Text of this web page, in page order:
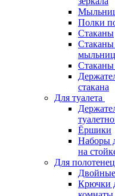
Полки
Стаканы
Стаканы
стакана
Для туалета
Ёршики
Наборы
на
Для полотенец
Крючки